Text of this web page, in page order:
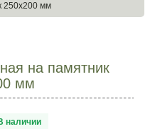
250х200 мм
на памятник
мм
наличии